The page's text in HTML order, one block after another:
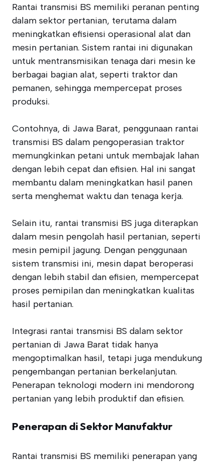
Rantai transmisi BS memiliki peranan penting
dalam sektor pertanian, terutama dalam
meningkatkan efisiensi operasional alat dan
mesin pertanian. Sistem rantai ini digunakan
untuk mentransmisikan tenaga dari mesin ke
berbagai bagian alat, seperti traktor dan
pemanen, sehingga mempercepat proses
produksi.
Contohnya, di Jawa Barat, penggunaan rantai
transmisi BS dalam pengoperasian traktor
memungkinkan petani untuk membajak lahan
dengan lebih cepat dan efisien. Hal ini sangat
membantu dalam meningkatkan hasil panen
serta menghemat waktu dan tenaga kerja.
Selain itu, rantai transmisi BS juga diterapkan
dalam mesin pengolah hasil pertanian, seperti
mesin pemipil jagung. Dengan penggunaan
sistem transmisi ini, mesin dapat beroperasi
dengan lebih stabil dan efisien, mempercepat
proses pemipilan dan meningkatkan kualitas
hasil pertanian.
Integrasi rantai transmisi BS dalam sektor
pertanian di Jawa Barat tidak hanya
mengoptimalkan hasil, tetapi juga mendukung
pengembangan pertanian berkelanjutan.
Penerapan teknologi modern ini mendorong
pertanian yang lebih produktif dan efisien.
Penerapan di Sektor Manufaktur
Rantai transmisi BS memiliki penerapan yang